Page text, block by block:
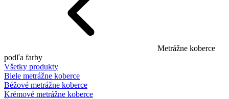
Metrážne koberce
podľa farby
Všetky produkty
Biele metrážne koberce
Béžové metrážne koberce
Krémové metrážne koberce